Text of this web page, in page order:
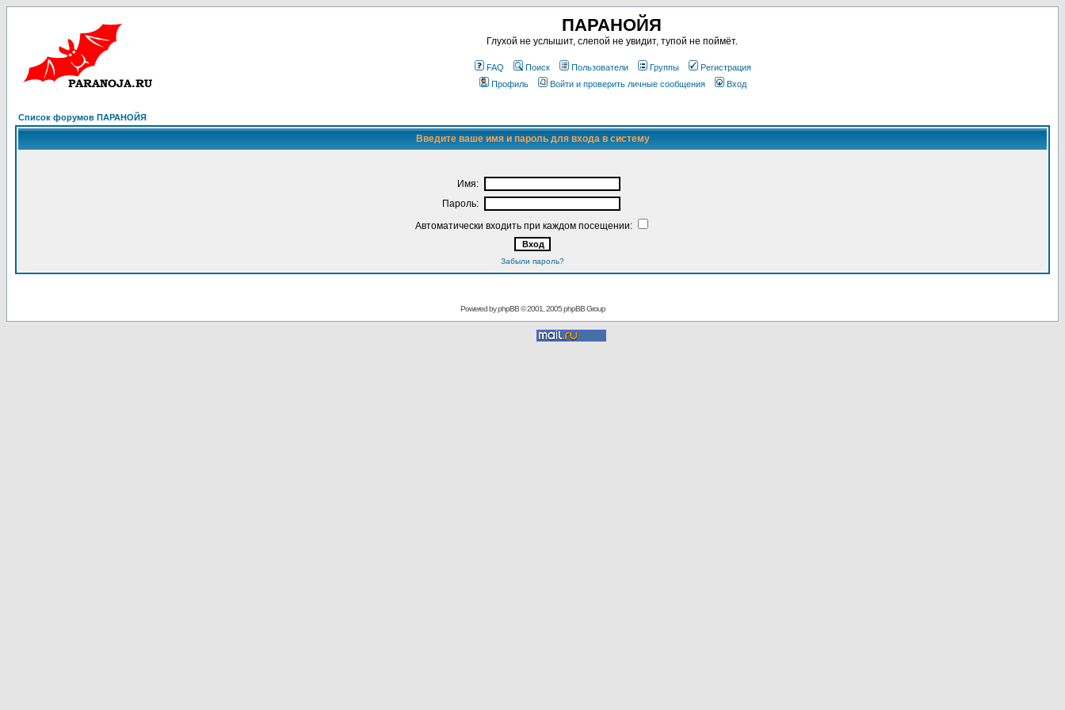
ПАРАНОЙЯ
Глухой не услышит, слепой не увидит, тупой не поймёт.
FAQ Поиск Пользователи Группы
Регистрация
Профиль
Войти и проверить личные сообщения Вход
Список форумов ПАРАНОЙЯ
Введите ваше имя и пароль для входа в систему
Имя:
Пароль:
Автоматически входить при каждом посещении:
Забыли пароль?
Powered byphpBB© 2001, 2005 phpBB Group